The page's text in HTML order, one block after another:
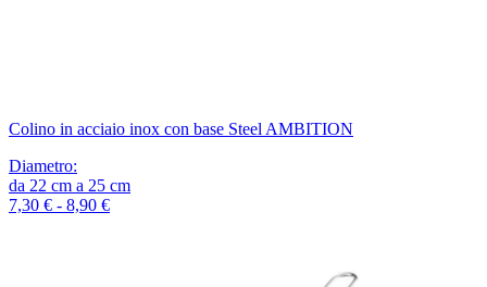
Colino in acciaio inox con base Steel AMBITION
Diametro:
da 22 cm a 25 cm
7,30 € - 8,90 €